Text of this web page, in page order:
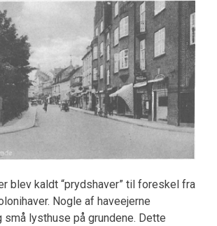
blev kaldt “prydshaver” til foreskel fra
Nogle af haveejerne
små lysthuse på grundene. Dette